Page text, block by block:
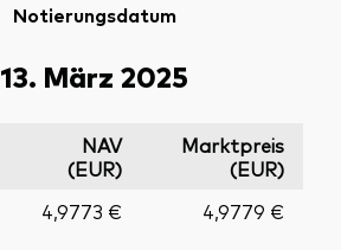
Notierungsdatum
13. März 2025
NAV
(EUR)
Marktpreis
(EUR)
4,9773 € 4,9779 €